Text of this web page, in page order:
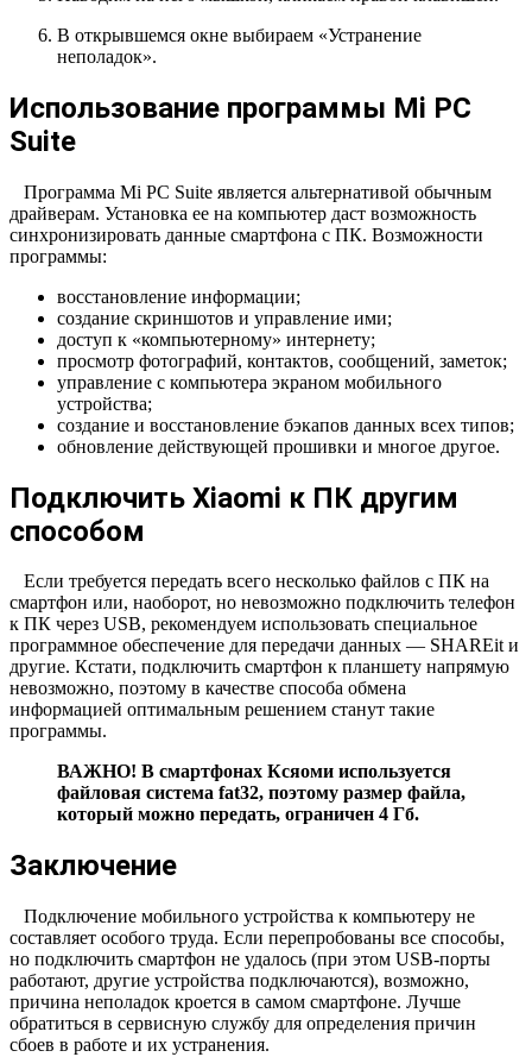
В открывшемся окне выбираем «Устранение
неполадок».
Использование программы Mi PC
Suite
Программа Mi PC Suite является альтернативой обычным
драйверам. Установка ее на компьютер даст возможность
синхронизировать данные смартфона с ПК. Возможности
программы:
восстановление информации;
создание скриншотов и управление ими;
доступ к «компьютерному» интернету;
просмотр фотографий, контактов, сообщений, заметок;
управление с компьютера экраном мобильного
устройства;
создание и восстановление бэкапов данных всех типов;
обновление действующей прошивки и многое другое.
Подключить Xiaomi к ПК другим
способом
Если требуется передать всего несколько файлов с ПК на
смартфон или, наоборот, но невозможно подключить телефон
к ПК через USB, рекомендуем использовать специальное
программное обеспечение для передачи данных — SHAREit и
другие. Кстати, подключить смартфон к планшету напрямую
невозможно, поэтому в качестве способа обмена
информацией оптимальным решением станут такие
программы.
ВАЖНО! В смартфонах Ксяоми используется
файловая система fat32, поэтому размер файла,
который можно передать, ограничен 4 Гб.
Заключение
Подключение мобильного устройства к компьютеру не
составляет особого труда. Если перепробованы все способы,
но подключить смартфон не удалось (при этом USB-порты
работают, другие устройства подключаются), возможно,
причина неполадок кроется в самом смартфоне. Лучше
обратиться в сервисную службу для определения причин
сбоев в работе и их устранения.